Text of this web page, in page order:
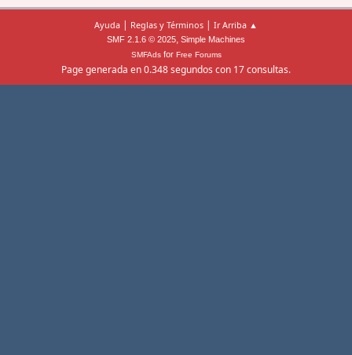
Ayuda | Reglas y Términos | Ir Arriba ▲
SMF 2.1.6 © 2025, Simple Machines
SMFAdsfor Free Forums
Page generada en 0.348 segundos con 17 consultas.